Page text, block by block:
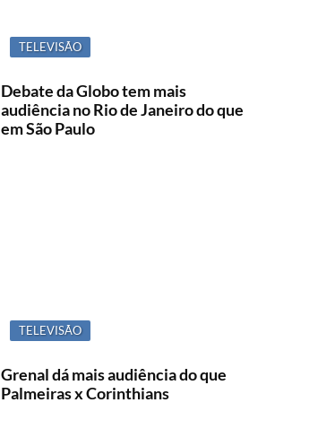
TELEVISÃO
Debate da Globo tem mais
audiência no Rio de Janeiro do que
em São Paulo
TELEVISÃO
Grenal dá mais audiência do que
Palmeiras x Corinthians